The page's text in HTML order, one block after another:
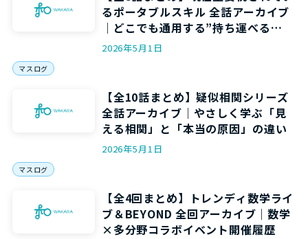
るポータブルスキル 全話アーカイブ
｜どこでも通用する”持ち運べる
力”を5回で身につける
2026年5月1日
マスログ
【全10話まとめ】疑似相関シリーズ
全話アーカイブ｜やさしく学ぶ「見
える相関」と「本当の原因」の違い
2026年5月1日
マスログ
【全4回まとめ】トレンディ数学ライ
ブ＆BEYOND 全回アーカイブ｜数学
×多分野コラボイベント開催履歴